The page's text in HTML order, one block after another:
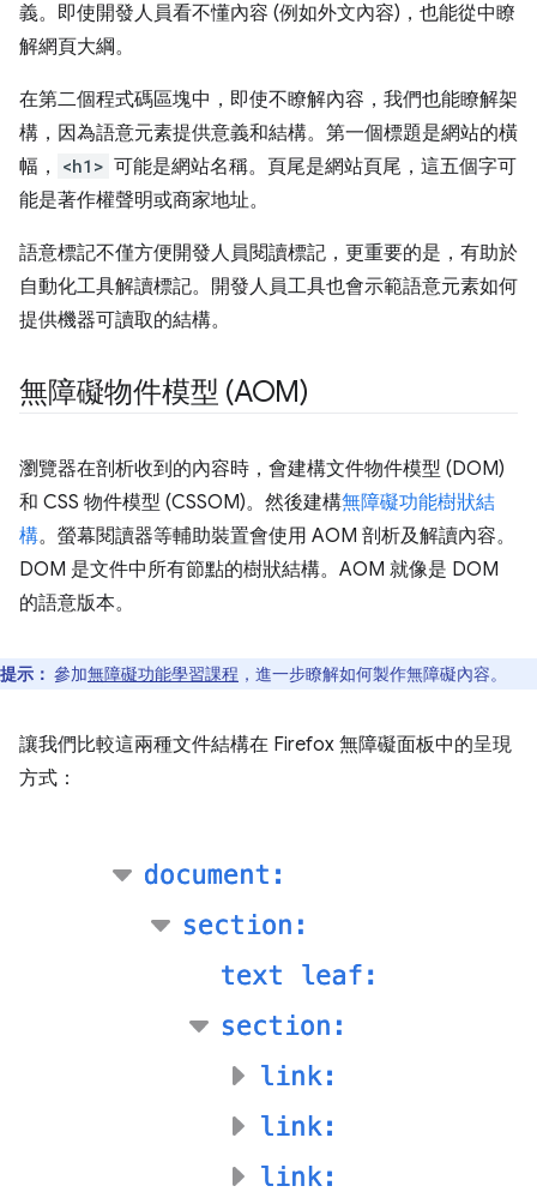
義。即使開發人員看不懂內容 (例如外文內容)，也能從中瞭
解網頁大綱。
在第二個程式碼區塊中，即使不瞭解內容，我們也能瞭解架
構，因為語意元素提供意義和結構。第一個標題是網站的橫
幅，
<h1> 可能是網站名稱。頁尾是網站頁尾，這五個字可
能是著作權聲明或商家地址。
語意標記不僅方便開發人員閱讀標記，更重要的是，有助於
自動化工具解讀標記。開發人員工具也會示範語意元素如何
提供機器可讀取的結構。
無障礙物件模型 (AOM)
瀏覽器在剖析收到的內容時，會建構文件物件模型 (DOM)
和 CSS 物件模型 (CSSOM)。然後建構無障礙功能樹狀結
構。螢幕閱讀器等輔助裝置會使用 AOM 剖析及解讀內容。
DOM 是文件中所有節點的樹狀結構。AOM 就像是 DOM
的語意版本。
提示： 參加無障礙功能學習課程 ，進一步瞭解如何製作無障礙內容。
讓我們比較這兩種文件結構在 Firefox 無障礙面板中的呈現
方式：